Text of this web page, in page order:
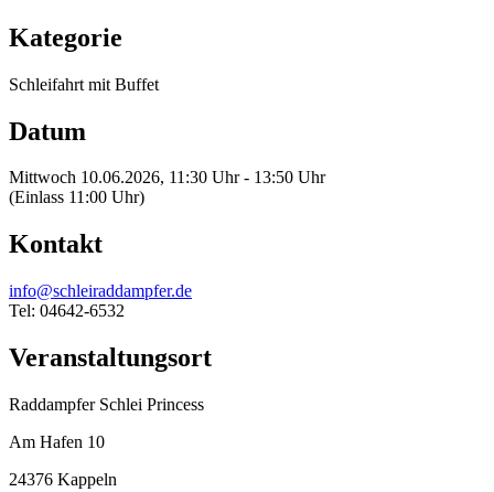
Kategorie
Schleifahrt mit Buffet
Datum
Mittwoch 10.06.2026, 11:30 Uhr - 13:50 Uhr
(Einlass 11:00 Uhr)
Kontakt
info@schleiraddampfer.de
Tel: 04642-6532
Veranstaltungsort
Raddampfer Schlei Princess
Am Hafen 10
24376 Kappeln